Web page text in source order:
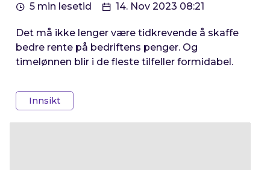
5 min lesetid 14. Nov 2023 08:21
Det må ikke lenger være tidkrevende å skaffe
bedre rente på bedriftens penger. Og
timelønnen blir i de fleste tilfeller formidabel.
Innsikt